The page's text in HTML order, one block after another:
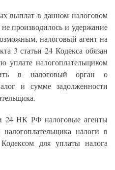
выплат в данном налоговом
производилось и удержание
налоговый агент на
3 статьи 24 Кодекса обязан
уплате налогоплательщиком
в налоговый орган о
и сумме задолженности
24 НК РФ налоговые агенты
налоги в
для уплаты налога